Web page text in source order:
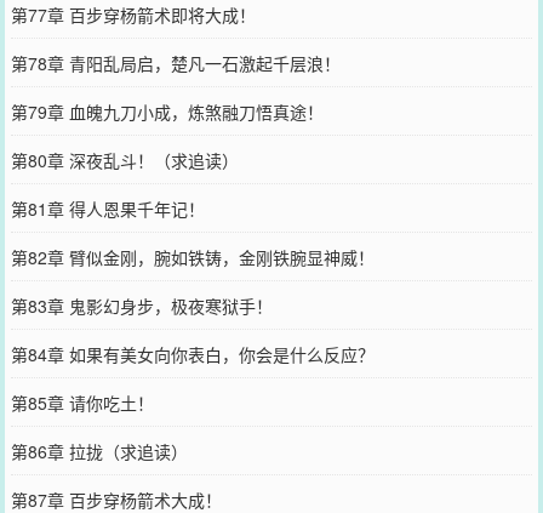
第77章 百步穿杨箭术即将大成！
第78章 青阳乱局启，楚凡一石激起千层浪！
第79章 血魄九刀小成，炼煞融刀悟真途！
第80章 深夜乱斗！（求追读）
第81章 得人恩果千年记！
第82章 臂似金刚，腕如铁铸，金刚铁腕显神威！
第83章 鬼影幻身步，极夜寒狱手！
第84章 如果有美女向你表白，你会是什么反应？
第85章 请你吃土！
第86章 拉拢（求追读）
第87章 百步穿杨箭术大成！